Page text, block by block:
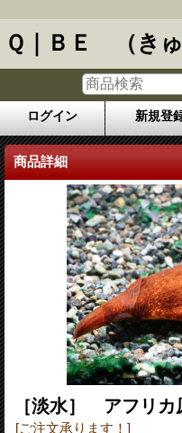
Ｑ｜ＢＥ （きゅ
ログイン 新規登
商品詳細
［淡水］ アフリ
[ご注文承ります！]